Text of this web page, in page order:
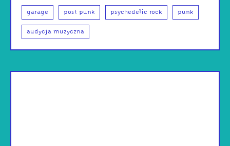
garage post punk psychedelic rock punk
audycja muzyczna